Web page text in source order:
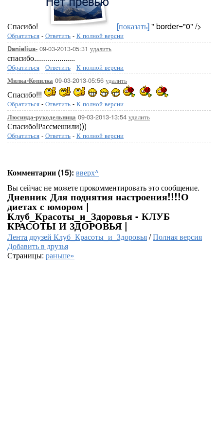
Спасибо! [показать]" border="0" />
Обратиться - Ответить - К полной версии
Danielius- 09-03-2013-05:31 удалить
спасибо.....................
Обратиться - Ответить - К полной версии
Милка-Копилка 09-03-2013-05:56 удалить
Спасибо!!!
Обратиться - Ответить - К полной версии
Люсинда-рукодельница 09-03-2013-13:54 удалить
Спасибо!Рассмешили)))
Обратиться - Ответить - К полной версии
Комментарии (15): вверх^
Вы сейчас не можете прокомментировать это сообщение.
Дневник Для поднятия настроения!!!!О
диетах с юмором |
Клуб_Красоты_и_Здоровья - КЛУБ
КРАСОТЫ И ЗДОРОВЬЯ |
Лента друзей Клуб_Красоты_и_Здоровья/Полная версия
Добавить в друзья
Страницы: раньше»